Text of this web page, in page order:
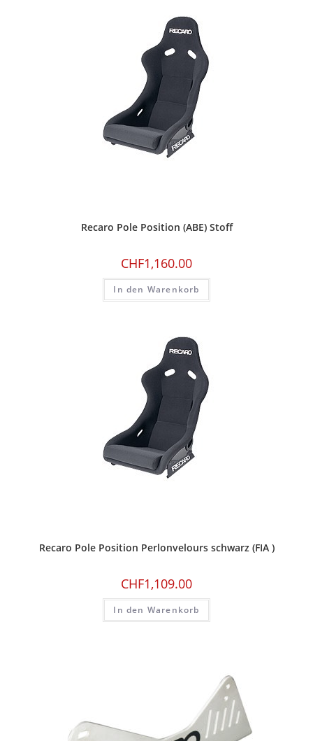
Recaro Pole Position (ABE) Stoff
CHF1,160.00
In den Warenkorb
Recaro Pole Position Perlonvelours schwarz (FIA )
CHF1,109.00
In den Warenkorb